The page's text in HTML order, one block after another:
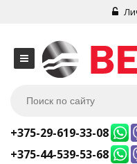
+375-29-619-33-08
+375-44-539-53-68